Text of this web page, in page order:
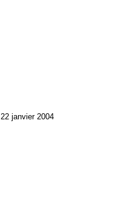
janvier 2004